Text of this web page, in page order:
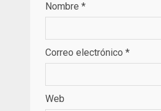
Nombre *
Correo electrónico *
Web